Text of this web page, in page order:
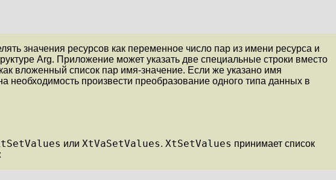
значения ресурсов как переменное число пар из имени ресурса и
Arg. Приложение может указать две специальные строки вместо
вложенный список пар имя-значение. Если же указано имя
необходимость произвести преобразование одного типа данных в
или XtVaSetValues. XtSetValues принимает список